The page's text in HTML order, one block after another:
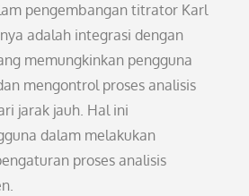
pengembangan titrator Karl
adalah integrasi dengan
memungkinkan pengguna
mengontrol proses analisis
jarak jauh. Hal ini
dalam melakukan
proses analisis